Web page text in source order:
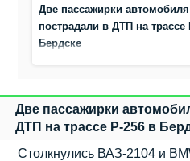
Две пассажирки
пострадали в ДТП на трассе
Бердске
Две пассажирки
ДТП на трассе Р-256 в
Столкнулись ВАЗ‑2104 и